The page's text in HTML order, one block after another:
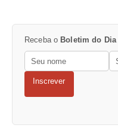
Receba o Boletim do Dia
Inscrever